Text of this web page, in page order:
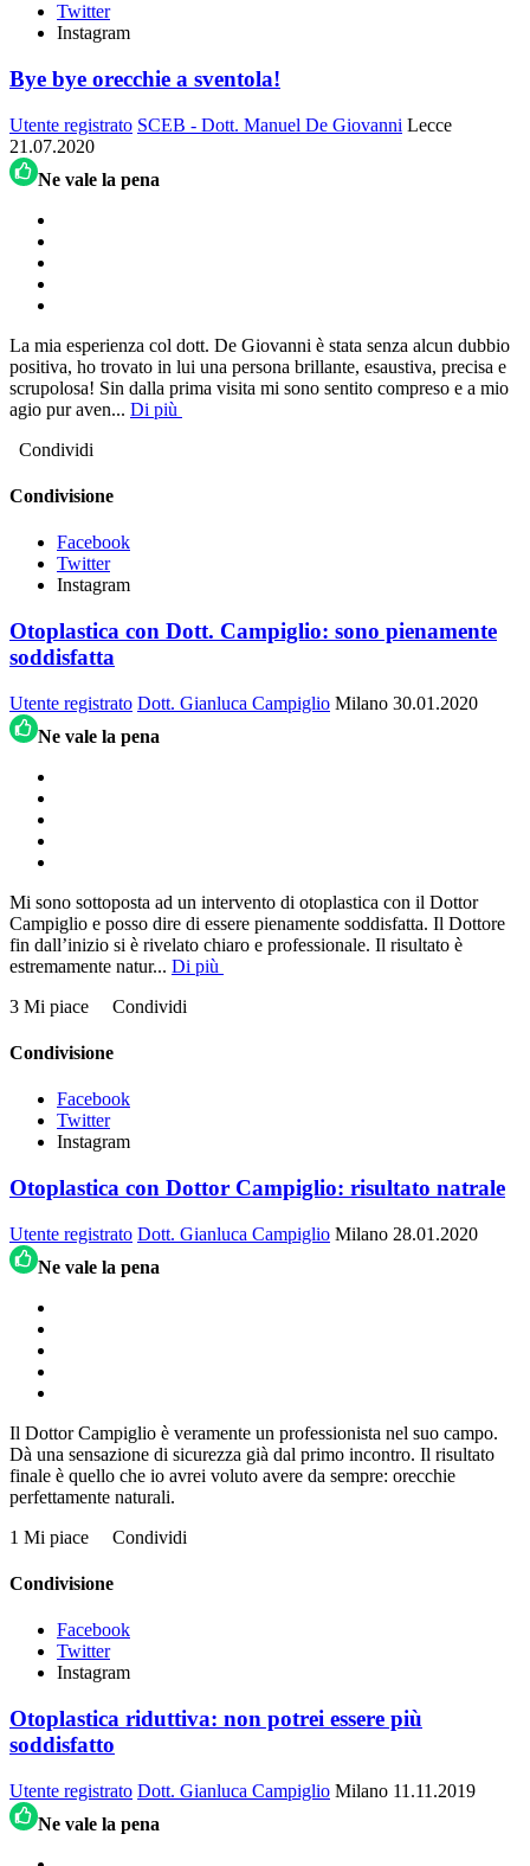
Twitter
Instagram
Bye bye orecchie a sventola!
Utente registrato SCEB - Dott. Manuel De Giovanni Lecce
21.07.2020
Ne vale la pena
La mia esperienza col dott. De Giovanni è stata senza alcun dubbio
positiva, ho trovato in lui una persona brillante, esaustiva, precisa e
scrupolosa! Sin dalla prima visita mi sono sentito compreso e a mio
agio pur aven... Di più
Condividi
Condivisione
Facebook
Twitter
Instagram
Otoplastica con Dott. Campiglio: sono pienamente
soddisfatta
Utente registrato Dott. Gianluca Campiglio Milano 30.01.2020
Ne vale la pena
Mi sono sottoposta ad un intervento di otoplastica con il Dottor
Campiglio e posso dire di essere pienamente soddisfatta. Il Dottore
fin dall’inizio si è rivelato chiaro e professionale. Il risultato è
estremamente natur... Di più
3 Mi piace
Condividi
Condivisione
Facebook
Twitter
Instagram
Otoplastica con Dottor Campiglio: risultato natrale
Utente registrato Dott. Gianluca Campiglio Milano 28.01.2020
Ne vale la pena
Il Dottor Campiglio è veramente un professionista nel suo campo.
Dà una sensazione di sicurezza già dal primo incontro. Il risultato
finale è quello che io avrei voluto avere da sempre: orecchie
perfettamente naturali.
1 Mi piace
Condividi
Condivisione
Facebook
Twitter
Instagram
Otoplastica riduttiva: non potrei essere più
soddisfatto
Utente registrato Dott. Gianluca Campiglio Milano 11.11.2019
Ne vale la pena